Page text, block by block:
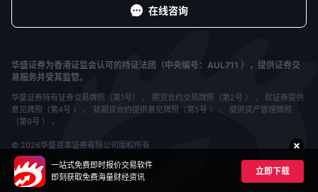
在线咨询
华盛证券为香港证监会认可的持证法团（中央编号：AUL711 ），提供证券交
易服务并受其监管。
华盛证券持有证券交易牌照（第1号） 、 期货合约交易牌照（第2号 ） 、 就证券提供
意见牌照（第4号 ） 、 就期货合约提供意见牌照（第5号 ） 、 提供资产管理牌照
（第9号 ） 。
© 2026华盛资本证券有限公司版权所有
一站式免费即时报价交易软件
即刻获取免费海量财经资讯
立即下载